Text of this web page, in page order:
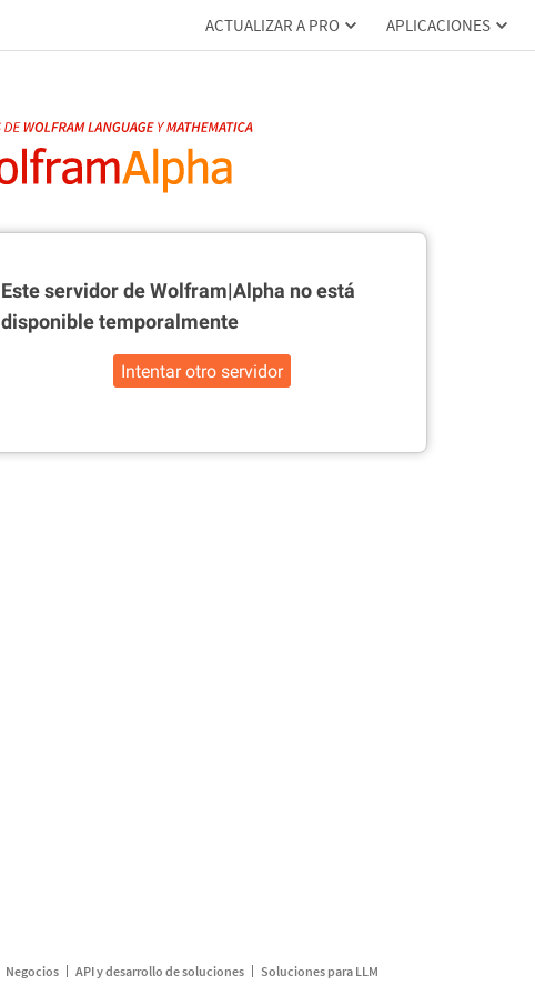
ACTUALIZAR A PRO APLICACIONES
Este servidor de Wolfram|Alpha no está
disponible temporalmente
Intentar otro servidor
Negocios API y desarrollo de soluciones Soluciones para LLM